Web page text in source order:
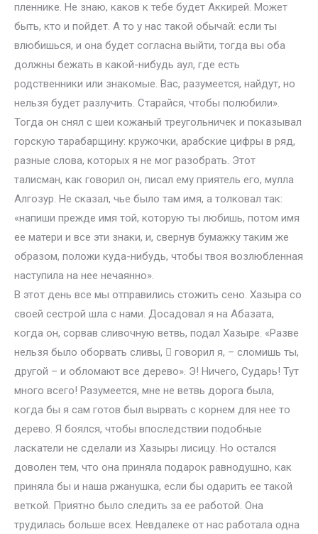
пленнике. Не знаю, каков к тебе будет Аккирей. Может
быть, кто и пойдет. А то у нас такой обычай: если ты
влюбишься, и она будет согласна выйти, тогда вы оба
должны бежать в какой-нибудь аул, где есть
родственники или знакомые. Вас, разумеется, найдут, но
нельзя будет разлучить. Старайся, чтобы полюбили».
Тогда он снял с шеи кожаный треугольничек и показывал
горскую тарабарщину: кружочки, арабские цифры в ряд,
разные слова, которых я не мог разобрать. Этот
талисман, как говорил он, писал ему приятель его, мулла
Алгозур. Не сказал, чье было там имя, а толковал так:
«напиши прежде имя той, которую ты любишь, потом имя
ее матери и все эти знаки, и, свернув бумажку таким же
образом, положи куда-нибудь, чтобы твоя возлюбленная
наступила на нее нечаянно».
В этот день все мы отправились стожить сено. Хазыра со
своей сестрой шла с нами. Досадовал я на Абазата,
когда он, сорвав сливочную ветвь, подал Хазыре. «Разве
нельзя было оборвать сливы,  говорил я, – сломишь ты,
другой – и обломают все дерево». Э! Ничего, Сударь! Тут
много всего! Разумеется, мне не ветвь дорога была,
когда бы я сам готов был вырвать с корнем для нее то
дерево. Я боялся, чтобы впоследствии подобные
ласкатели не сделали из Хазыры лисицу. Но остался
доволен тем, что она приняла подарок равнодушно, как
приняла бы и наша ржанушка, если бы одарить ее такой
веткой. Приятно было следить за ее работой. Она
трудилась больше всех. Невдалеке от нас работала одна